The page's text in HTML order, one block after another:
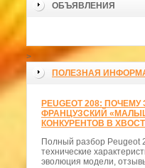
ОБЪЯВЛЕНИЯ
>
ПОЛЕЗНАЯ
PEUGEOT 208: ПОЧЕМУ
ФРАНЦУЗСКИЙ
КОНКУРЕНТОВ В
Полный разбор Peugeot
технические
эволюция модели,